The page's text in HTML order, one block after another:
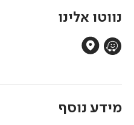
נווטו אלינו
מידע נוסף